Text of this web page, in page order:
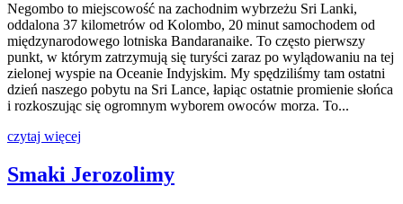
Negombo to miejscowość na zachodnim wybrzeżu Sri Lanki,
oddalona 37 kilometrów od Kolombo, 20 minut samochodem od
międzynarodowego lotniska Bandaranaike. To często pierwszy
punkt, w którym zatrzymują się turyści zaraz po wylądowaniu na tej
zielonej wyspie na Oceanie Indyjskim. My spędziliśmy tam ostatni
dzień naszego pobytu na Sri Lance, łapiąc ostatnie promienie słońca
i rozkoszując się ogromnym wyborem owoców morza. To...
czytaj więcej
Smaki Jerozolimy